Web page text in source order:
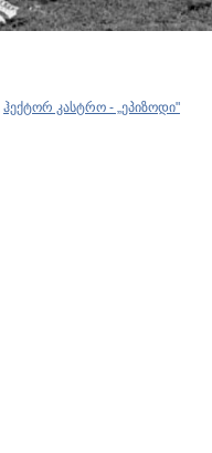
ჰექტორ კასტრო - „ეპიზოდი"